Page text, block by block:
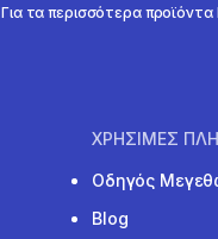
Για τα περισσότερα
ΧΡΗΣΙΜΕΣ
Οδηγός
Blog